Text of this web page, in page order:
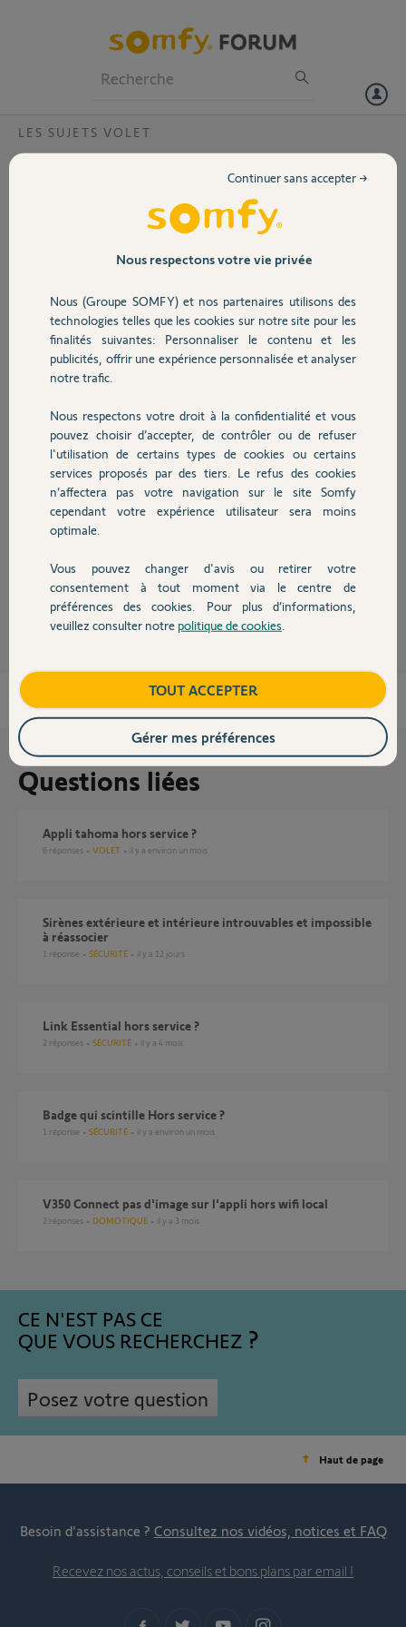
Volet
Sécurité
Domotique
Chauffage
Autres produits
Devis avec un pro
Contact
LES SUJETS VOLET
Je ne peux plus commander la fermeture / ouverture de mes volets à
Je baisse le curseur ou le monte mais il ne se passe rien.
Merci,
Isabelle C.
il y a environ un mois
Participer au fil de discussion
Réponses
Bonjour Isabelle,
Pouvz vous me communiquer le code pin de votre Tahoma.
Vanessa F. il y a environ un mois
Questions liées
Appli tahoma hors service ?
6 réponses VOLET il y a environ un mois
Sirènes extérieure et intérieure introuvables et impossible
à réassocier
1 réponse SÉCURITÉ il y a 12 jours
Link Essential hors service ?
2 réponses SÉCURITÉ il y a 4 mois
badge qui scintille Hors service ?
1 réponse SÉCURITÉ il y a environ un mois
V350 Connect pas d'image sur l'appli hors wifi local
2 réponses DOMOTIQUE il y a 3 mois
CE N'EST PAS CE
QUE VOUS RECHERCHEZ
Posez votre question
Haut de page
Besoin d’assistance ? Consultez nos vidéos, notices et FAQ
Recevez nos actus, conseils et bons plans par email !
Nous respectons votre vie privée
Nous (Groupe SOMFY) et nos partenaires utilisons des
technologies telles que les cookies sur notre site pour les
finalités suivantes: Personnaliser le contenu et les
publicités, offrir une expérience personnalisée et analyser
notre trafic.
Nous respectons votre droit à la confidentialité et vous
pouvez choisir d’accepter, de contrôler ou de refuser
l'utilisation de certains types de cookies ou certains
services proposés par des tiers. Le refus des cookies
n’affectera pas votre navigation sur le site Somfy
cependant votre expérience utilisateur sera moins
optimale.
Vous pouvez changer d'avis ou retirer votre
consentement à tout moment via le centre de
préférences des cookies. Pour plus d’informations,
veuillez consulter notre politique de cookies
Continuer sans accepter →
TOUT ACCEPTER
Gérer mes préférences